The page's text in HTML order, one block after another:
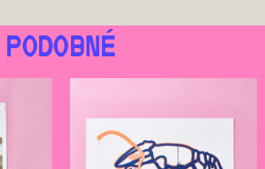
PODOBNÉ